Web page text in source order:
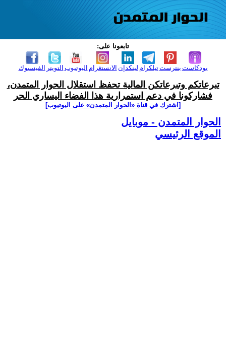
تابعونا على:
الفيسبوك التويتر اليوتيوب الانستغرام لينكدإن تيلكرامبنترست بودكاست
تبرعاتكم وتبرعاتكن المالية تحفظ استقلال الحوار المتمدن،
فشاركونا في دعم استمرارية هذا الفضاء اليساري الحر
[اشترك في قناة ‫«الحوار المتمدن» على اليوتيوب]
الحوار المتمدن - موبايل
الموقع الرئيسي